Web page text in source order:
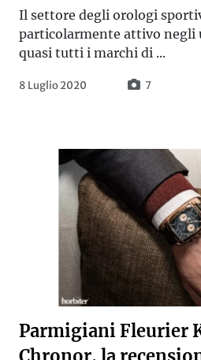
Il settore degli orologi
particolarmente attivo negli
quasi tutti i marchi di ...
8 Luglio 2020 7
Parmigiani Fleurier